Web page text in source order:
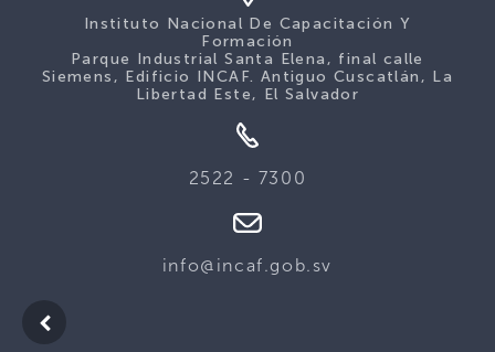
Instituto Nacional De Capacitación Y
Formación
Parque Industrial Santa Elena, final calle
Siemens, Edificio INCAF. Antiguo Cuscatlán, La
Libertad Este, El Salvador
2522 - 7300
info@incaf.gob.sv